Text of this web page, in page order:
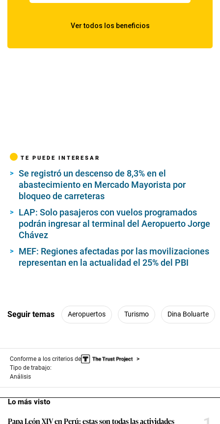
TE PUEDE INTERESAR
Se registró un descenso de 8,3% en el
abastecimiento en Mercado Mayorista por
bloqueo de carreteras
LAP: Solo pasajeros con vuelos programados
podrán ingresar al terminal del Aeropuerto Jorge
Chávez
MEF: Regiones afectadas por las movilizaciones
representan en la actualidad el 25% del PBI
Seguir temas Aeropuertos Turismo Dina Boluarte
Conforme a los criterios de
Tipo de trabajo:
Análisis
Lo más visto
Papa León XIV en Perú: estas son todas las actividades